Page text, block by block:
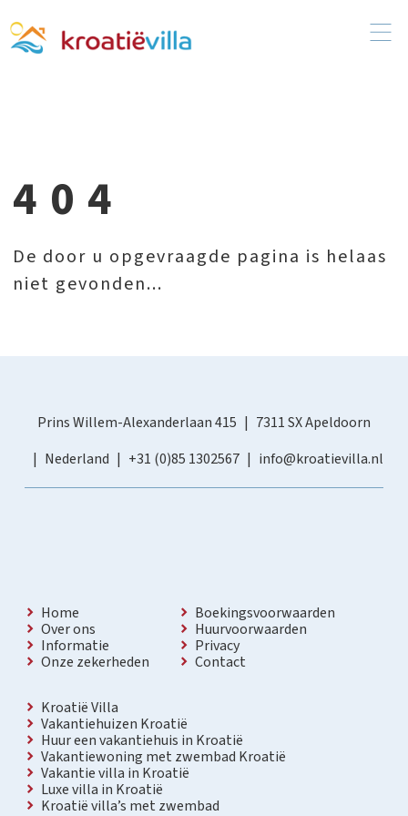
404
De door u opgevraagde pagina is helaas
niet gevonden...
Prins Willem-Alexanderlaan 415
7311 SX Apeldoorn
Nederland
+31 (0)85 1302567 info@kroatievilla.nl
Home
Over ons
Informatie
Onze zekerheden
Boekingsvoorwaarden
Huurvoorwaarden
Privacy
Contact
Kroatië Villa
Vakantiehuizen Kroatië
Huur een vakantiehuis in Kroatië
Vakantiewoning met zwembad Kroatië
Vakantie villa in Kroatië
Luxe villa in Kroatië
Kroatië villa’s met zwembad